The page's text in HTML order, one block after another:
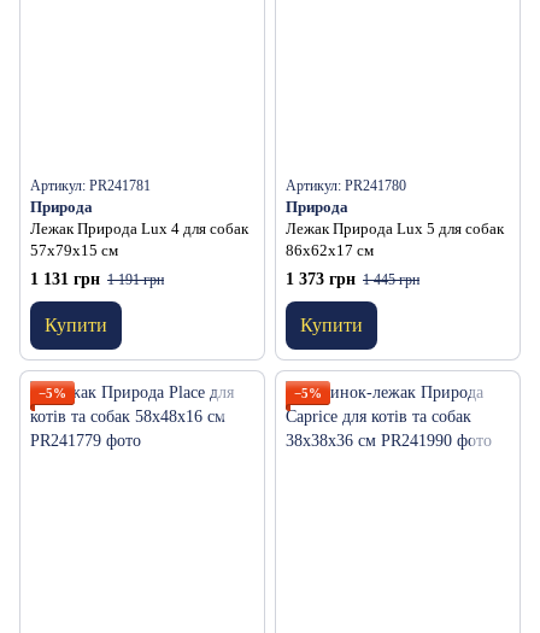
Артикул: PR241781
Природа
Лежак Природа Lux 4 для собак
57х79х15 см
1 131 грн 1 191 грн
Купити
Артикул: PR241780
Природа
Лежак Природа Lux 5 для собак
86x62x17 см
1 373 грн 1 445 грн
Купити
−5% −5%